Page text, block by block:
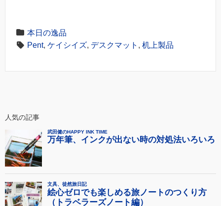
本日の逸品
Pent, ケイシイズ, デスクマット , 机上製品
人気の記事